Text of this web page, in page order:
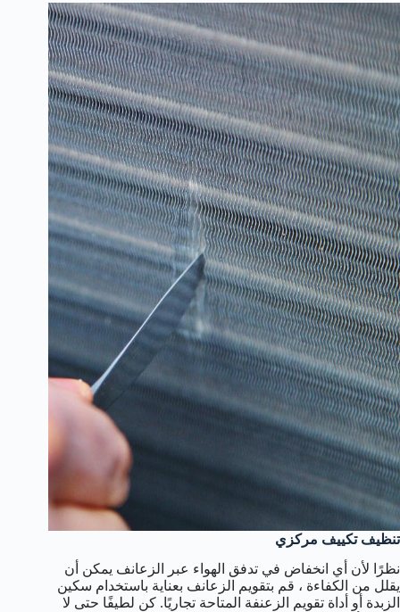
تنظيف تكييف مركزي
نظرًا لأن أي انخفاض في تدفق الهواء عبر الزعانف يمكن أن
يقلل من الكفاءة ، قم بتقويم الزعانف بعناية باستخدام سكين
الزبدة أو أداة تقويم الزعنفة المتاحة تجاريًا. كن لطيفًا حتى لا